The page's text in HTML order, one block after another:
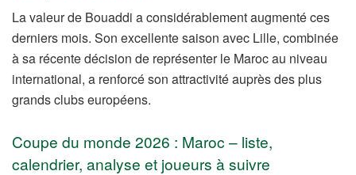
La valeur de Bouaddi a considérablement augmenté ces
derniers mois. Son excellente saison avec Lille, combinée
à sa récente décision de représenter le Maroc au niveau
international, a renforcé son attractivité auprès des plus
grands clubs européens.
Coupe du monde 2026 : Maroc – liste,
calendrier, analyse et joueurs à suivre